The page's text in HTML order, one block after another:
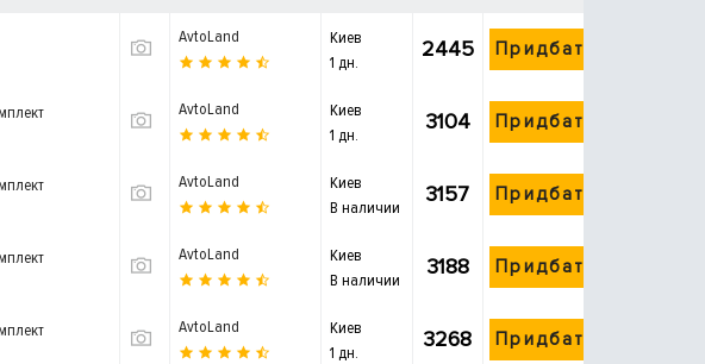
AvtoLand
Киев
1 дн.
2445 Придбати
AvtoLand
Киев
1 дн.
3104 Придбати
AvtoLand
Киев
В наличии
3157 Придбати
AvtoLand
Киев
В наличии
3188 Придбати
AvtoLand
Киев
1 дн.
3268 Придбати